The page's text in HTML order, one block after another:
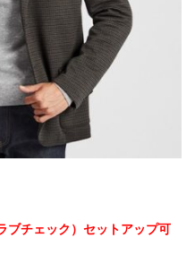
ブチェック）セットアップ可